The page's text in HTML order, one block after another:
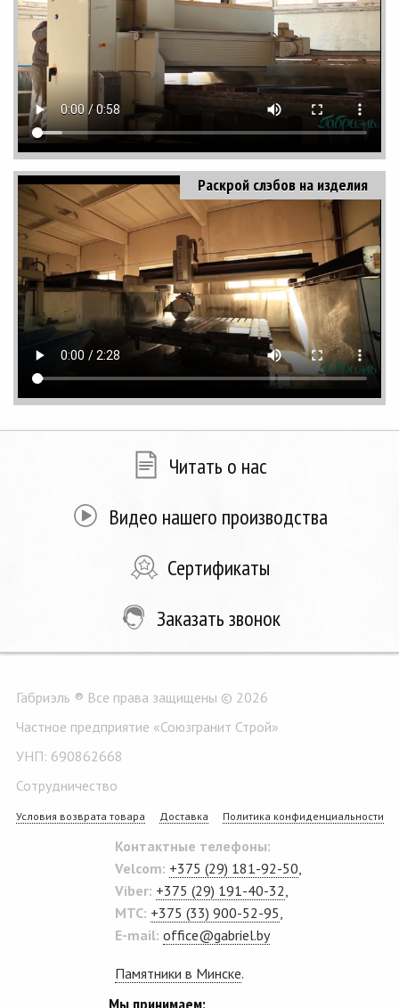
Раскрой слэбов на изделия
Читать о нас
Видео нашего производства
Сертификаты
Заказать звонок
Габриэль ® Все права защищены © 2026
Частное предприятие «Союзгранит Строй»
УНП: 690862668
Сотрудничество
Условия возврата товара Доставка Политика конфиденциальности
Контактные телефоны:
Velcom: +375 (29) 181-92-50,
Viber: +375 (29) 191-40-32,
MTC: +375 (33) 900-52-95,
E-mail: office@gabriel.by
Памятники в Минске.